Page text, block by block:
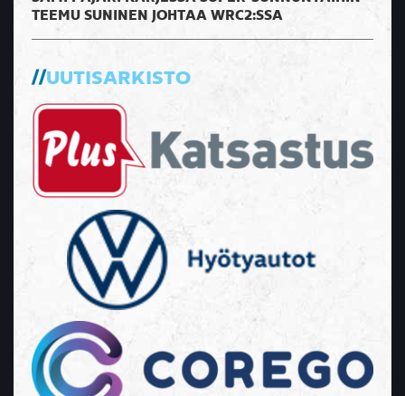
TEEMU SUNINEN JOHTAA WRC2:SSA
UUTISARKISTO